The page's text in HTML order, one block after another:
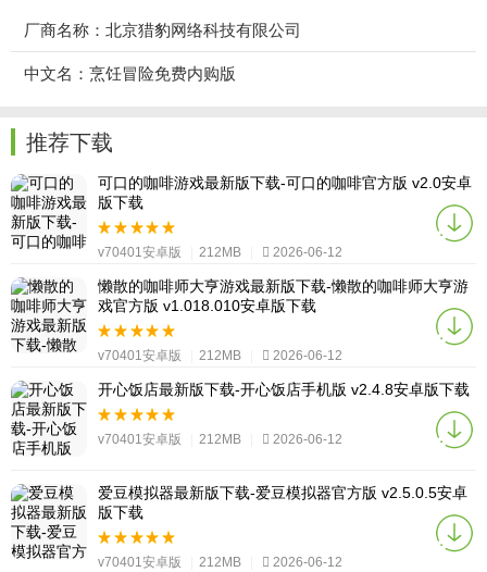
厂商名称：北京猎豹网络科技有限公司
中文名：烹饪冒险免费内购版
推荐下载
可口的咖啡游戏最新版下载-可口的咖啡官方版 v2.0安卓
版下载
v70401安卓版 212MB 2026-06-12
懒散的咖啡师大亨游戏最新版下载-懒散的咖啡师大亨游
戏官方版 v1.018.010安卓版下载
v70401安卓版 212MB 2026-06-12
开心饭店最新版下载-开心饭店手机版 v2.4.8安卓版下载
v70401安卓版 212MB 2026-06-12
爱豆模拟器最新版下载-爱豆模拟器官方版 v2.5.0.5安卓
版下载
v70401安卓版 212MB 2026-06-12